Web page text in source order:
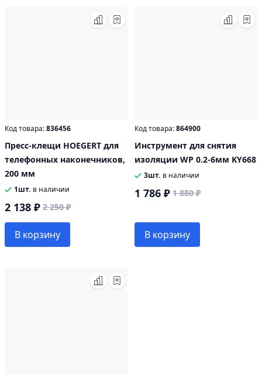
Код товара:836456
Пресс-клещи HOEGERT для
телефонных наконечников,
200 мм
1шт. в наличии
2 138 ₽ 2 250 ₽
В корзину
Код товара:864900
Инструмент для снятия
изоляции WP 0.2-6мм KY668
3шт. в наличии
1 786 ₽ 1 880 ₽
В корзину